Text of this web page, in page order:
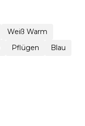
Weiß Warm
Pflügen
Blau